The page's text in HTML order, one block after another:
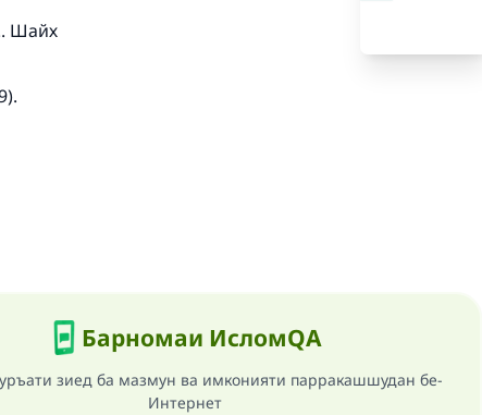
Шайх
Барномаи ИсломQA
зиед ба мазмун ва имконияти парракашшудан бе-
Интернет